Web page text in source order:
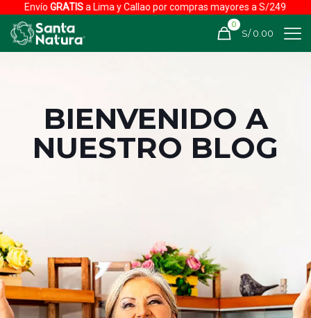
EnvíoGRATISa Lima y Callao por compras mayores a S/249
0
S/ 0.00
BIENVENIDO A
NUESTRO BLOG